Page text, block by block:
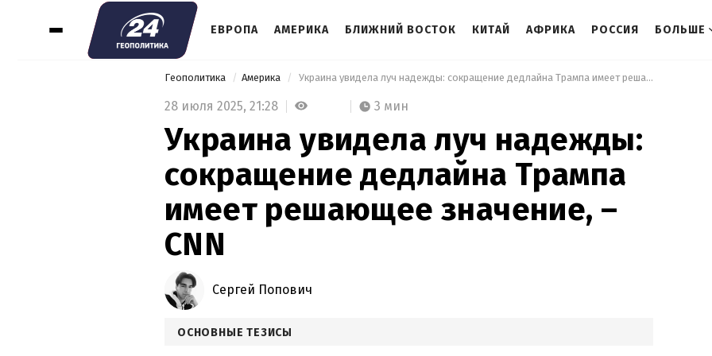
ЕВРОПА АМЕРИКА БЛИЖНИЙ ВОСТОК КИТАЙ АФРИКА РОССИЯ БОЛЬШЕ
Геополитика Америка Украина увидела луч надежды: сокращение дедлайна Трампа имеет решающее значение, – CNN
28 июля 2025, 21:28 3 мин
Украина увидела луч надежды:
сокращение дедлайна Трампа
имеет решающее значение, –
CNN
Сергей Попович
ОСНОВНЫЕ ТЕЗИСЫ